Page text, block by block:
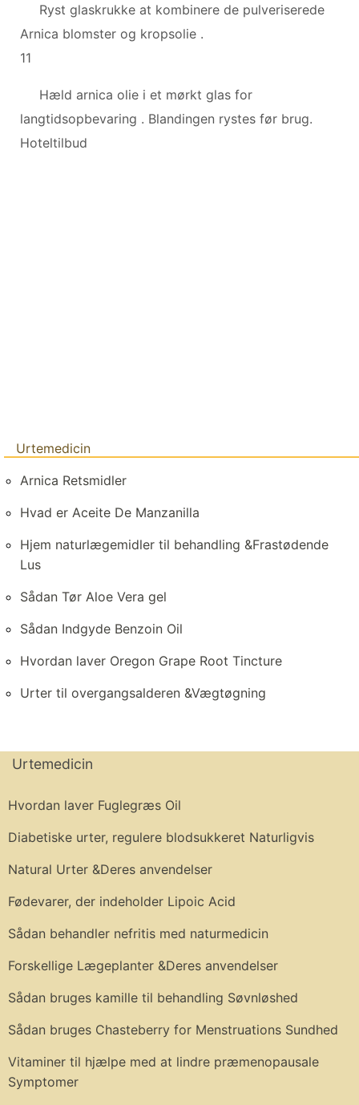
Ryst glaskrukke at kombinere de pulveriserede
Arnica blomster og kropsolie .
11
Hæld arnica olie i et mørkt glas for
langtidsopbevaring . Blandingen rystes før brug.
Hoteltilbud
Urtemedicin
Arnica Retsmidler
Hvad er Aceite De Manzanilla
Hjem naturlægemidler til behandling &Frastødende
Lus
Sådan Tør Aloe Vera gel
Sådan Indgyde Benzoin Oil
Hvordan laver Oregon Grape Root Tincture
Urter til overgangsalderen &Vægtøgning
Urtemedicin
Hvordan laver Fuglegræs Oil
Diabetiske urter, regulere blodsukkeret Naturligvis
Natural Urter &Deres anvendelser
Fødevarer, der indeholder Lipoic Acid
Sådan behandler nefritis med naturmedicin
Forskellige Lægeplanter &Deres anvendelser
Sådan bruges kamille til behandling Søvnløshed
Sådan bruges Chasteberry for Menstruations Sundhed
Vitaminer til hjælpe med at lindre præmenopausale
Symptomer